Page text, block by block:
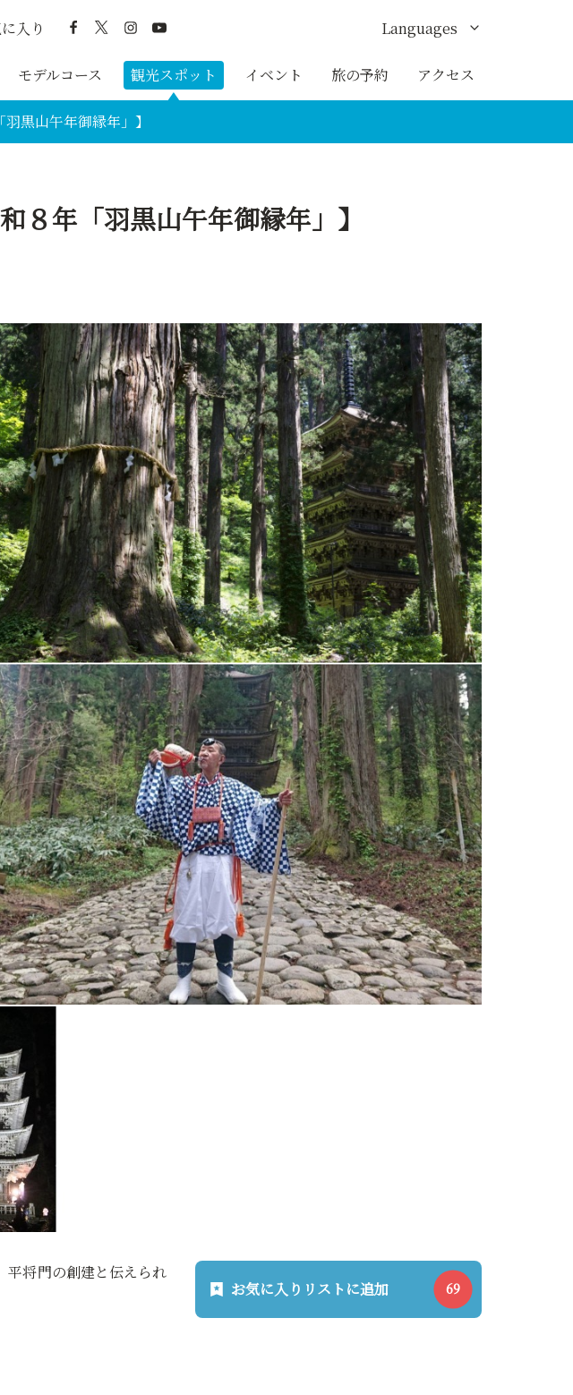
モデルコース 観光スポット イベント 旅の予約 アクセス
入り Languages
English
黒山午年御縁年」】
８年「羽黒山午年御縁年」】
平将門の創建と伝えられ
お気に入りリストに追加